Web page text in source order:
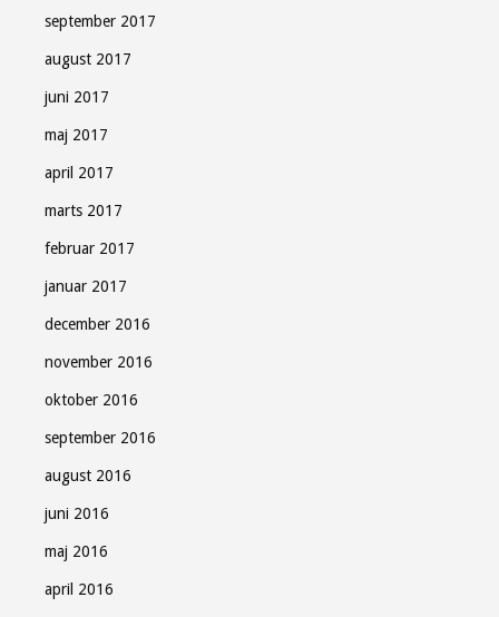
september 2017
august 2017
juni 2017
maj 2017
april 2017
marts 2017
februar 2017
januar 2017
december 2016
november 2016
oktober 2016
september 2016
august 2016
juni 2016
maj 2016
april 2016